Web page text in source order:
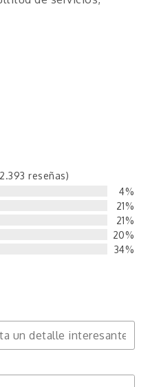
reseñas)
4%
21%
21%
20%
34%